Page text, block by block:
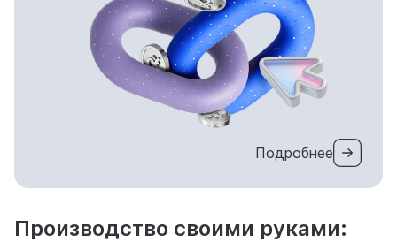
Подробнее
Производство своими руками: